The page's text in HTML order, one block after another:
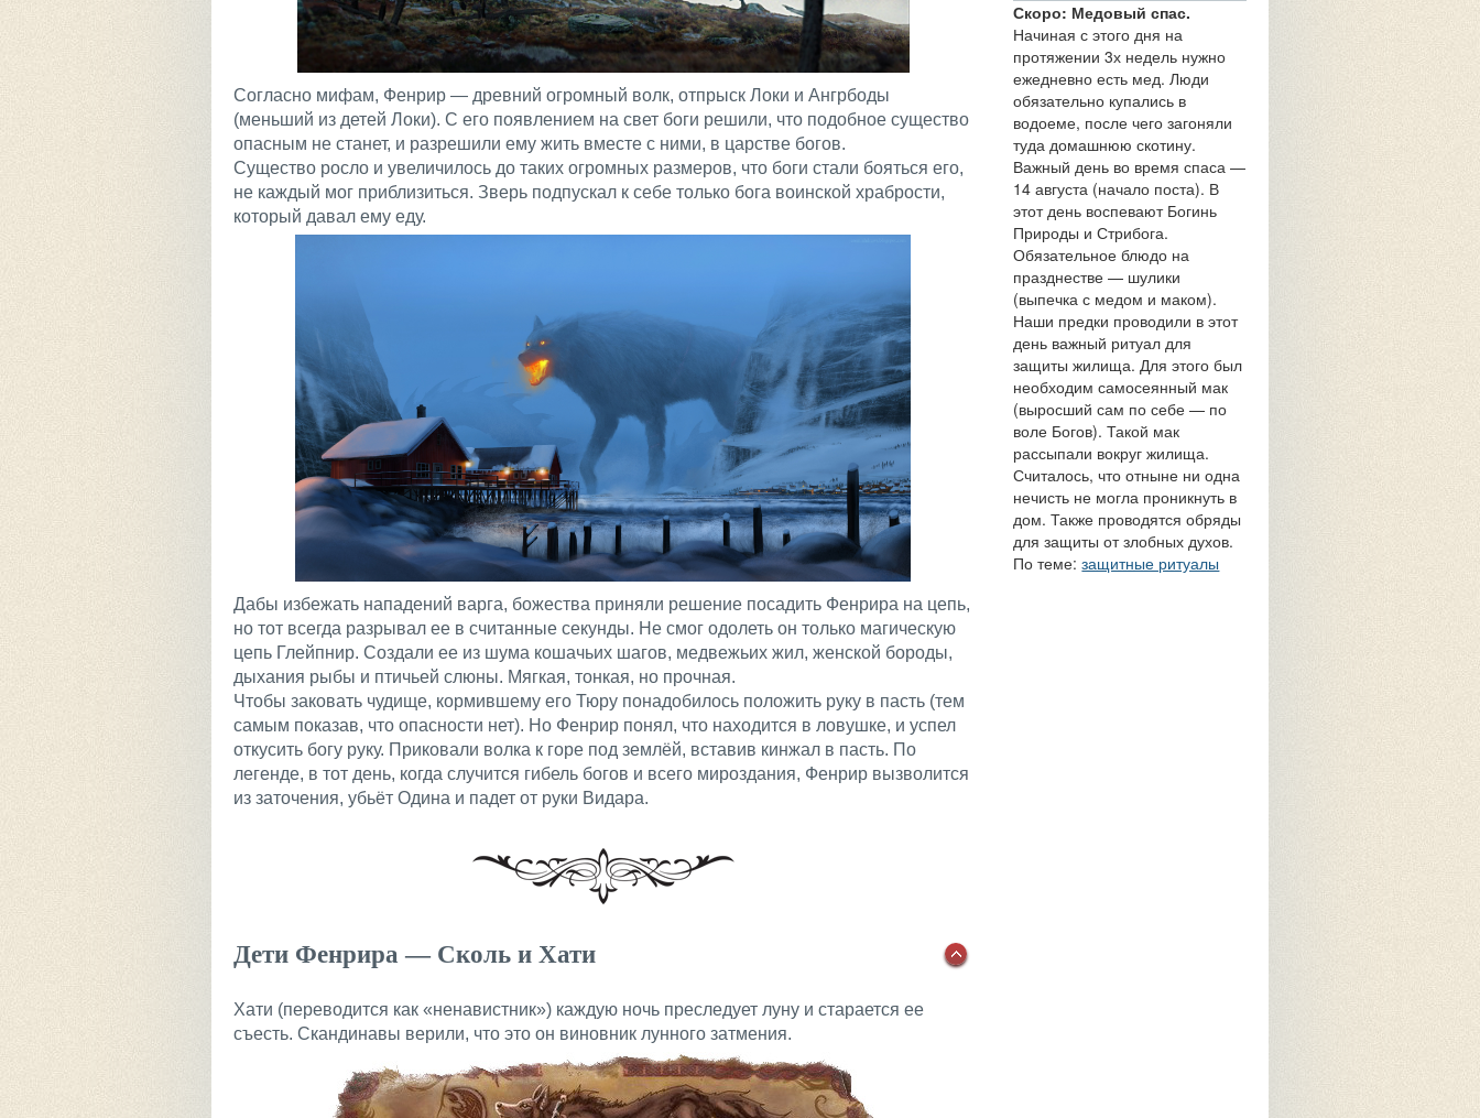
Согласно мифам, Фенрир — древний огромный волк, отпрыск Локи и Ангрбоды
(меньший из детей Локи). С его появлением на свет боги решили, что подобное существо
опасным не станет, и разрешили ему жить вместе с ними, в царстве богов.
Существо росло и увеличилось до таких огромных размеров, что боги стали бояться его,
не каждый мог приблизиться. Зверь подпускал к себе только бога воинской храбрости,
который давал ему еду.
Дабы избежать нападений варга, божества приняли решение посадить Фенрира на цепь,
но тот всегда разрывал ее в считанные секунды. Не смог одолеть он только магическую
цепь Глейпнир. Создали ее из шума кошачьих шагов, медвежьих жил, женской бороды,
дыхания рыбы и птичьей слюны. Мягкая, тонкая, но прочная.
Чтобы заковать чудище, кормившему его Тюру понадобилось положить руку в пасть (тем
самым показав, что опасности нет). Но Фенрир понял, что находится в ловушке, и успел
откусить богу руку. Приковали волка к горе под землёй, вставив кинжал в пасть. По
легенде, в тот день, когда случится гибель богов и всего мироздания, Фенрир вызволится
из заточения, убьёт Одина и падет от руки Видара.
Дети Фенрира — Сколь и Хати
Хати (переводится как «ненавистник») каждую ночь преследует луну и старается ее
съесть. Скандинавы верили, что это он виновник лунного затмения.
Скоро: Медовый спас.
Начиная с этого дня на
протяжении 3х недель нужно
ежедневно есть мед. Люди
обязательно купались в
водоеме, после чего загоняли
туда домашнюю скотину.
Важный день во время спаса —
14 августа (начало поста). В
этот день воспевают Богинь
Природы и Стрибога.
Обязательное блюдо на
празднестве — шулики
(выпечка с медом и маком).
Наши предки проводили в этот
день важный ритуал для
защиты жилища. Для этого был
необходим самосеянный мак
(выросший сам по себе — по
воле Богов). Такой мак
рассыпали вокруг жилища.
Считалось, что отныне ни одна
нечисть не могла проникнуть в
дом. Также проводятся обряды
для защиты от злобных духов.
По теме:защитные ритуалы